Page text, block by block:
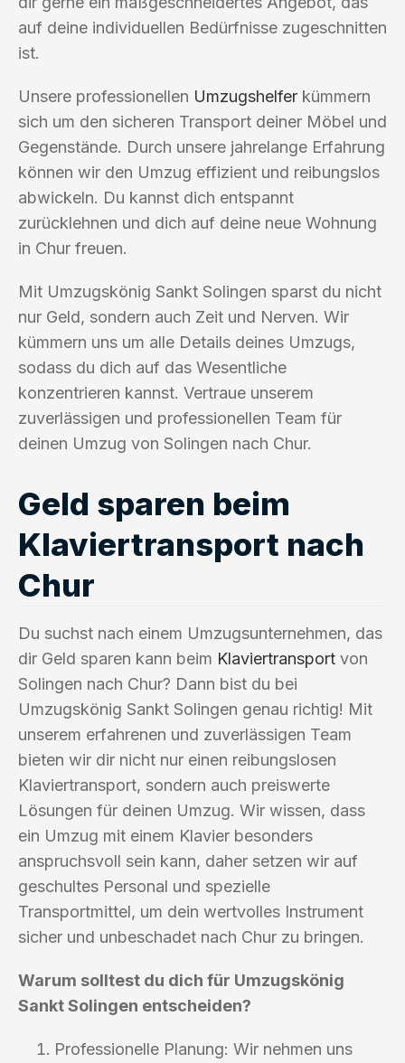
auf deine individuellen Bedürfnisse zugeschnitten
ist.
Unsere professionellen Umzugshelfer kümmern
sich um den sicheren Transport deiner Möbel und
Gegenstände. Durch unsere jahrelange Erfahrung
können wir den Umzug effizient und reibungslos
abwickeln. Du kannst dich entspannt
zurücklehnen und dich auf deine neue Wohnung
in Chur freuen.
Mit Umzugskönig Sankt Solingen sparst du nicht
nur Geld, sondern auch Zeit und Nerven. Wir
kümmern uns um alle Details deines Umzugs,
sodass du dich auf das Wesentliche
konzentrieren kannst. Vertraue unserem
zuverlässigen und professionellen Team für
deinen Umzug von Solingen nach Chur.
Geld sparen beim
Klaviertransport nach
Chur
Du suchst nach einem Umzugsunternehmen, das
dir Geld sparen kann beim Klaviertransport von
Solingen nach Chur? Dann bist du bei
Umzugskönig Sankt Solingen genau richtig! Mit
unserem erfahrenen und zuverlässigen Team
bieten wir dir nicht nur einen reibungslosen
Klaviertransport, sondern auch preiswerte
Lösungen für deinen Umzug. Wir wissen, dass
ein Umzug mit einem Klavier besonders
anspruchsvoll sein kann, daher setzen wir auf
geschultes Personal und spezielle
Transportmittel, um dein wertvolles Instrument
sicher und unbeschadet nach Chur zu bringen.
Warum solltest du dich für Umzugskönig
Sankt Solingen entscheiden?
Professionelle Planung: Wir nehmen uns